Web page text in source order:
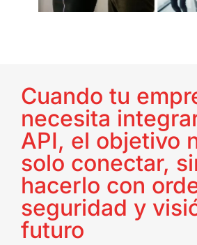
Cuando tu
necesita
API, el objetivo
solo conectar,
hacerlo con
seguridad y
futuro